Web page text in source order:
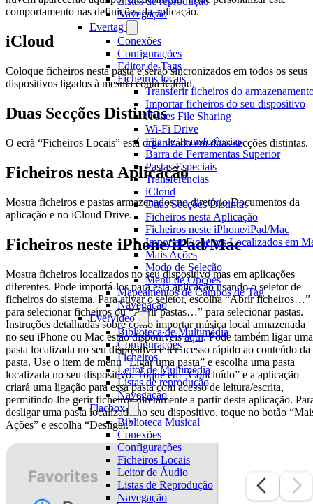
Navegação
Evertag
Conexões
Configurações
Editor de Tags
Ficheiros locais
Transferir ficheiros do
Importar ficheiros do seu dispositivo
iTunes File Sharing
Wi-Fi Drive
Fila de Transferências
Barra de Ferramentas Superior
Pastas Especiais
Transferências
iCloud
Duas Secções Distintas
Ficheiros nesta Aplicação
Ficheiros neste iPhone/iPad/Mac
Importar Ficheiros Localizados em
Mais Ações
Modo de Seleção
Menu de Opções
Mapeamentos de Campos de Tag
Navegação
Evervideo
Biblioteca de Multimédia
Configurações
Ficheiros
Leitor de Multimédia
Listas de reprodução
Navegação
Flacbox
Biblioteca Musical
Conexões
Configurações
Ficheiros Locais
Leitor de Áudio
Listas de Reprodução
Navegação
comportamento nas definições da aplicação.
iCloud
Coloque ficheiros nesta pasta e serão sincronizados em todos os seus
dispositivos ligados à mesma conta iCloud.
Duas Secções Distintas
O ecrã “Ficheiros Locais” está organizado em duas secções distintas.
Ficheiros nesta Aplicação
Mostra ficheiros e pastas armazenados no diretório Documentos da
aplicação e no iCloud Drive.
Ficheiros neste iPhone/iPad/Mac
Mostra ficheiros localizados no seu dispositivo mas em aplicações
diferentes. Pode importá-los para esta aplicação usando o seletor de
ficheiros do sistema. Para ativar o seletor, escolha “Abrir ficheiros…”
para selecionar ficheiros ou “Abrir pastas…” para selecionar pastas.
Instruções detalhadas sobre como importar música local armazenada
no seu iPhone ou Mac estão disponíveisaqui. Pode também ligar uma
pasta localizada no seu dispositivo e ter acesso rápido ao conteúdo da
pasta. Use o item de menu “Ligar uma pasta” e escolha uma pasta
localizada no seu dispositivo. Toque em “Concluído” e a aplicação
criará uma ligação para essa pasta com acesso de leitura/escrita,
permitindo-lhe gerir ficheiros diretamente a partir desta aplicação.
desligar uma pasta localizada no seu dispositivo, toque no botão
Ações” e escolha “Desligar.”